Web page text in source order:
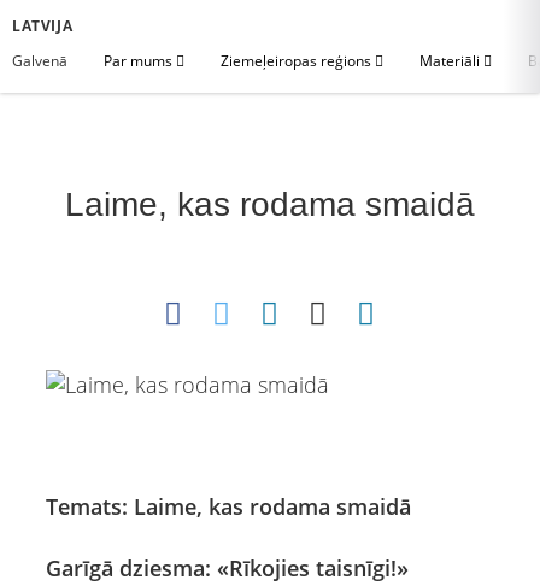
LATVIJA
Galvenā
Par mums Ziemeļeiropas reģions Materiāli
Laime, kas rodama smaidā
Temats: Laime, kas rodama smaidā
Garīgā dziesma: «Rīkojies taisnīgi!»